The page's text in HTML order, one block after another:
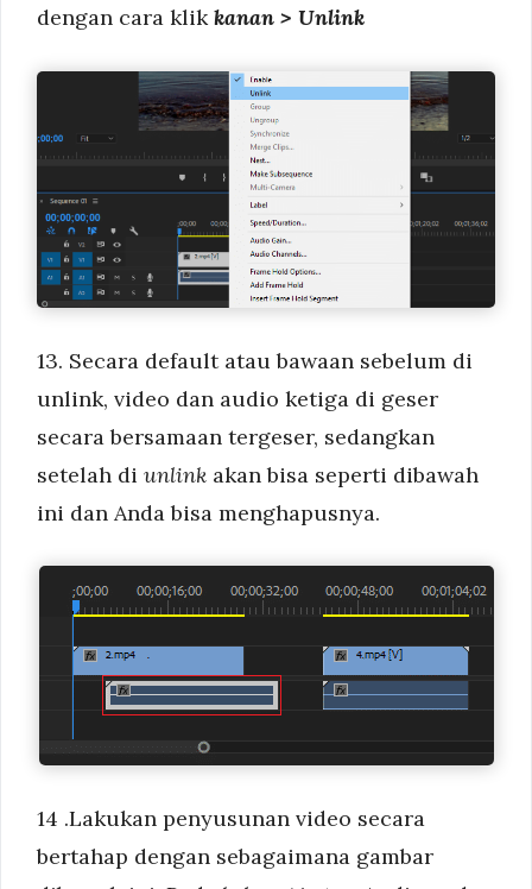
dengan cara klikkanan > Unlink
13. Secara default atau bawaan sebelum di
unlink, video dan audio ketiga di geser
secara bersamaan tergeser, sedangkan
setelah di unlink akan bisa seperti dibawah
ini dan Anda bisa menghapusnya.
14 .Lakukan penyusunan video secara
bertahap dengan sebagaimana gambar